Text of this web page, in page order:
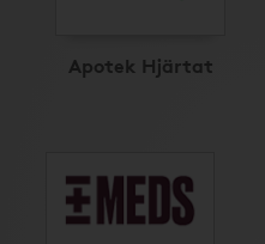
Apotek Hjärtat